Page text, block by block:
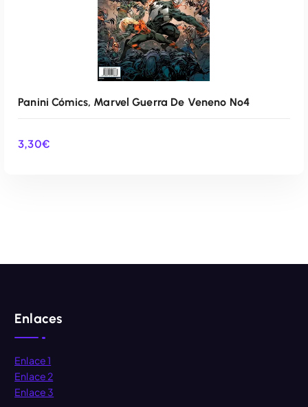
Panini Cómics, Marvel Guerra De Veneno Nº4
3,30€
Enlaces
Enlace 1
Enlace 2
Enlace 3